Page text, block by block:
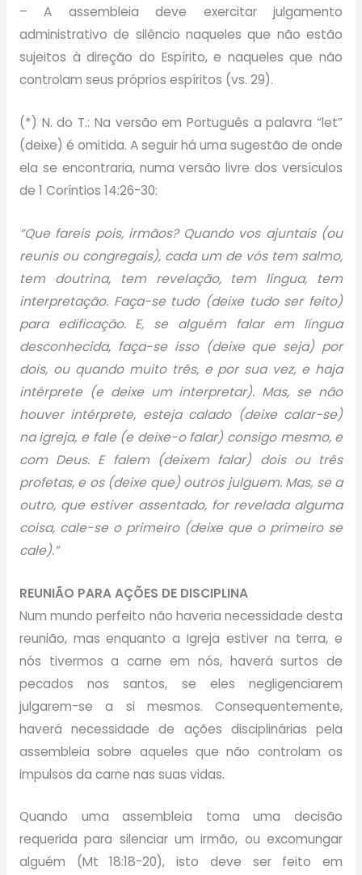
– A assembleia deve exercitar julgamento
administrativo de silêncio naqueles que não estão
sujeitos à direção do Espírito, e naqueles que não
controlam seus próprios espíritos (vs. 29).
(*) N. do T.: Na versão em Português a palavra “let”
(deixe) é omitida. A seguir há uma sugestão de onde
ela se encontraria, numa versão livre dos versículos
de 1 Coríntios 14:26-30:
“Que fareis pois, irmãos? Quando vos ajuntais (ou
reunis ou congregais), cada um de vós tem salmo,
tem doutrina, tem revelação, tem língua, tem
interpretação. Faça-se tudo (deixe tudo ser feito)
para edificação. E, se alguém falar em língua
desconhecida, faça-se isso (deixe que seja) por
dois, ou quando muito três, e por sua vez, e haja
intérprete (e deixe um interpretar). Mas, se não
houver intérprete, esteja calado (deixe calar-se)
na igreja, e fale (e deixe-o falar) consigo mesmo, e
com Deus. E falem (deixem falar) dois ou três
profetas, e os (deixe que) outros julguem. Mas, se a
outro, que estiver assentado, for revelada alguma
coisa, cale-se o primeiro (deixe que o primeiro se
cale).”
REUNIÃO PARA AÇÕES DE DISCIPLINA
Num mundo perfeito não haveria necessidade desta
reunião, mas enquanto a Igreja estiver na terra, e
nós tivermos a carne em nós, haverá surtos de
pecados nos santos, se eles negligenciarem
julgarem-se a si mesmos. Consequentemente,
haverá necessidade de ações disciplinárias pela
assembleia sobre aqueles que não controlam os
impulsos da carne nas suas vidas.
Quando uma assembleia toma uma decisão
requerida para silenciar um irmão, ou excomungar
alguém (Mt 18:18-20), isto deve ser feito em